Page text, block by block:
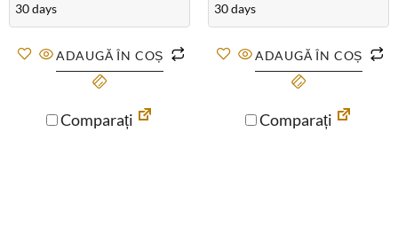
30 days
ADAUGĂ ÎN COȘ
Comparați
30 days
ADAUGĂ ÎN COȘ
Comparați